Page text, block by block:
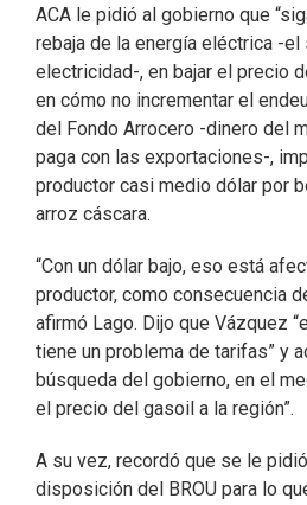
ACA le pidió al gobierno que
rebaja de la energía eléctrica -el
electricidad-, en bajar el precio
en cómo no incrementar el
del Fondo Arrocero -dinero del
paga con las exportaciones-,
productor casi medio dólar por
arroz cáscara.
“Con un dólar bajo, eso está
productor, como consecuencia
afirmó Lago. Dijo que Vázquez
tiene un problema de tarifas” y
búsqueda del gobierno, en el
el precio del gasoil a la región”.
A su vez, recordó que se le
disposición del BROU para lo